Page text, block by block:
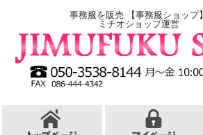
事務服を販売 【事務服ショップ】
ミチオショップ運営